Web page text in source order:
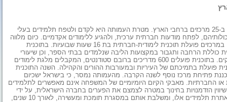
בתחילת שבוע הבא תחל שנת הפעילות של עמותת "חינוך לפסגות", ב-25 מרכזים ברחבי הארץ. מטרת העמותה היא לקדם ולטפח תלמידים בעלי
לפתח מודעות חברתית ערכית, ולהגיע ללימודים אקדמיים. כיום מלווה
העמותה למעלה מ-1,600 תלמידים בעשרות בתי ספר ברחבי הארץ. במרכזים פועלת תוכנית לימודית-חברתית בת 16 שעות שבועיות. בתוכנית
מכיתה ב' ועד י"ב, לאורך 10 שנים. התוכנית כוללת הרחבה ותגבור במקצועות הליבה שנלמדים בבתי הספר, וכן שיעורי
העצמה אישית, מעורבות חברתית, העשרה, ידע כללי והרחבת האופקים. בתוכנית פועלים 600 מדריכים ברובם סטודנטים, המקבלים מלגת לימודים
פועלת בתמיכתם של העיריות ובמעורבות ההורים והקהילה. השנה התוכנית
פתיחת מרכז נוסף לשנה הקרבה. מהעמותה נמסר, כי בישראל ישכיום
או החברתיות. מאבקי הקיום היומיומיים של המשפחה אינם מאפשרים לתלמידים
הזדמנויות בחינוך במטרה לצמצם את הפערים בחברה הישראלית, על ידי
טיפוח תלמידים בעלי פוטנציאל ביישובי הפריפריה בארץ. העמותה מאתרת תלמידים אלו, ומשלבת אותם במסגרת תומכת ומעשירה, לאורך 10 שנים,